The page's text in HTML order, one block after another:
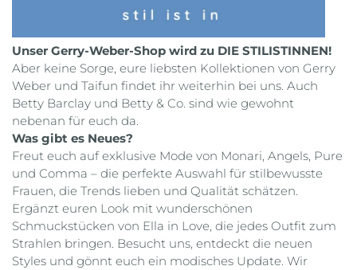
Unser Gerry-Weber-Shop wird zu DIE STILISTINNEN!
Aber keine Sorge, eure liebsten Kollektionen von Gerry
Weber und Taifun findet ihr weiterhin bei uns. Auch
Betty Barclay und Betty & Co. sind wie gewohnt
nebenan für euch da.
Was gibt es Neues?
Freut euch auf exklusive Mode von Monari, Angels, Pure
und Comma – die perfekte Auswahl für stilbewusste
Frauen, die Trends lieben und Qualität schätzen.
Ergänzt euren Look mit wunderschönen
Schmuckstücken von Ella in Love, die jedes Outfit zum
Strahlen bringen. Besucht uns, entdeckt die neuen
Styles und gönnt euch ein modisches Update. Wir